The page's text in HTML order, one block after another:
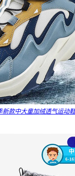
新款中大童加绒透气运动